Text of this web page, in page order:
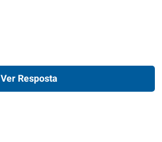
Ver Resposta